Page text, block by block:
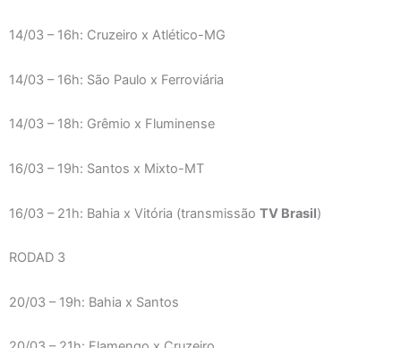
14/03 – 16h: Cruzeiro x Atlético-MG
14/03 – 16h: São Paulo x Ferroviária
14/03 – 18h: Grêmio x Fluminense
16/03 – 19h: Santos x Mixto-MT
16/03 – 21h: Bahia x Vitória (transmissão TV Brasil)
RODAD 3
20/03 – 19h: Bahia x Santos